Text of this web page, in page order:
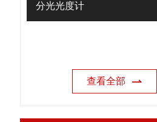
分光光度计
查看全部